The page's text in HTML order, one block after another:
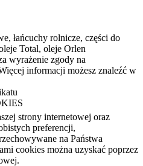
łańcuchy rolnicze, części do
Total, oleje Orlen
wyrażenie zgody na
informacji możesz znaleźć w
strony internetowej oraz
preferencji,
na Państwa
cookies można uzyskać poprzez